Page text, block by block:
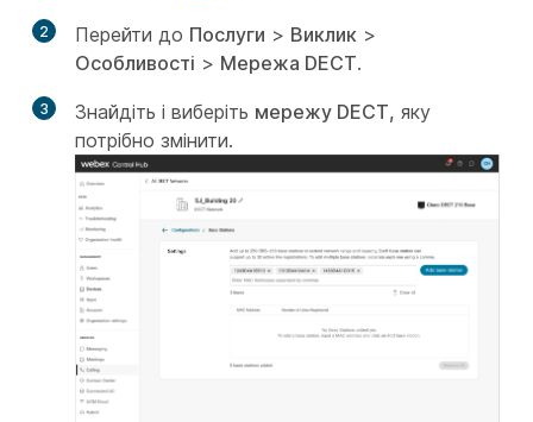
2 Перейти до Послуги > Виклик >
Особливості > Мережа DECT.
3 Знайдіть і виберіть мережу DECT, яку
потрібно змінити.